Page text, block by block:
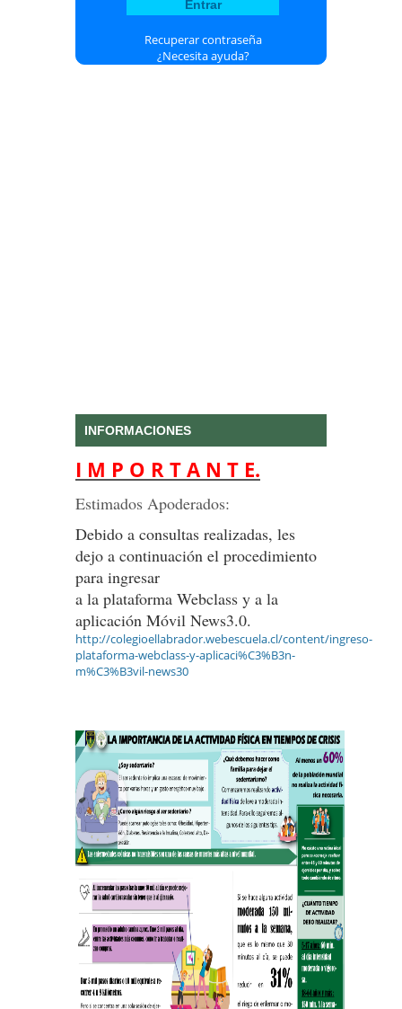
Recuperar contraseña
¿Necesita ayuda?
INFORMACIONES
I M P O R T A N T E.
Estimados Apoderados:
Debido a consultas realizadas, les
dejo a continuación el procedimiento
para ingresar
a la plataforma Webclass y a la
aplicación Móvil News3.0.
http://colegioellabrador.webescuela.cl/content/ingreso-
plataforma-webclass-y-aplicaci%C3%B3n-
m%C3%B3vil-news30